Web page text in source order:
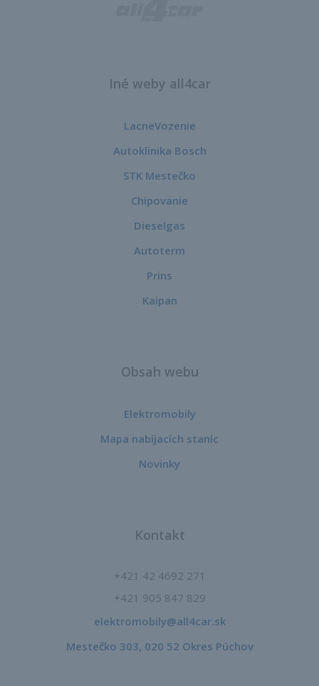
Iné weby all4car
LacneVozenie
Autoklinika Bosch
STK Mestečko
Chipovanie
Dieselgas
Autoterm
Prins
Kaipan
Obsah webu
Elektromobily
Mapa nabíjacích staníc
Novinky
Kontakt
+421 42 4692 271
+421 905 847 829
elektromobily@all4car.sk​
Mestečko 303, 020 52 Okres Púchov